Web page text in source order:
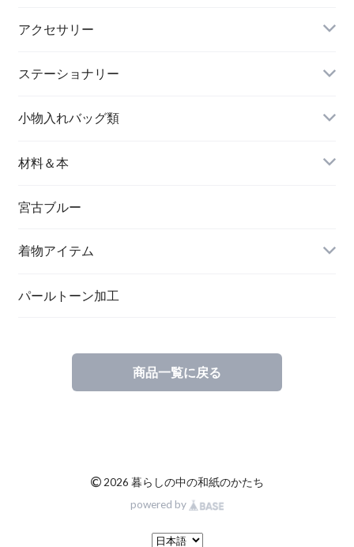
長財布
アクセサリー
イヤリング＆ピアス
バングル＆ブレスレット
ペンダント
ブローチ
ステーショナリー
名刺入れ
メッセージカード
一筆箋
小物入れバッグ類
バッグ
材料＆本
ハンドメイドキット
宮古ブルー
着物アイテム
パールトーン加工
商品一覧に戻る
© 2026 暮らしの中の和紙のかたち
powered by